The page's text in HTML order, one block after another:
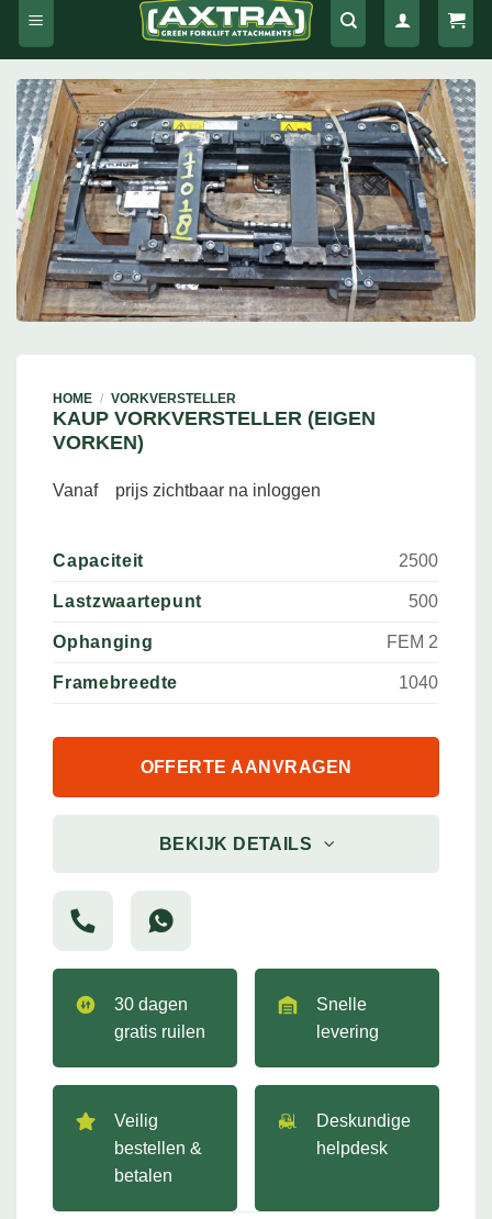
HOME / VORKVERSTELLER
KAUP VORKVERSTELLER (EIGEN
VORKEN)
Vanaf prijs zichtbaar na inloggen
Capaciteit 2500
Lastzwaartepunt 500
Ophanging FEM 2
Framebreedte 1040
OFFERTE AANVRAGEN
BEKIJK DETAILS
30 dagen
gratis ruilen
Snelle
levering
Veilig
bestellen &
betalen
Deskundige
helpdesk